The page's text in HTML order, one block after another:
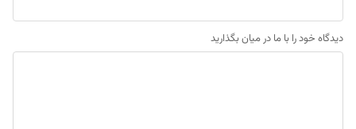
دیدگاه خود را با ما در میان بگذارید